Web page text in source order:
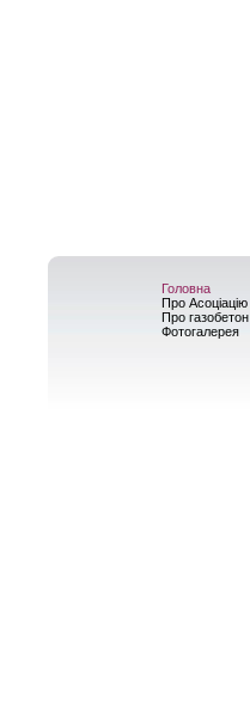
Головна
Про Асоціацію
Про газобетон
Фотогалерея